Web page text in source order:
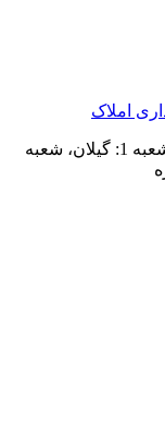
کاسپی لند برند معتبر سرمایه گذاری املاک (شعبه 1: گیلان، شعبه